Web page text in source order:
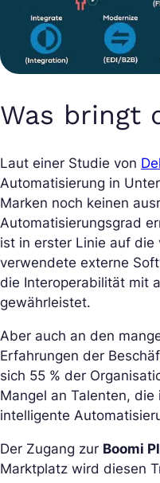
Was bringt
Laut einer Studie von
Automatisierung in
Marken noch keinen
Automatisierungsgrad
ist in erster Linie auf die
verwendete externe
die Interoperabilität mit
gewährleistet.
Aber auch an den
Erfahrungen der
sich 55 % der
Mangel an Talenten,
intelligente
Der Zugang zur Boomi
Marktplatz wird diesen